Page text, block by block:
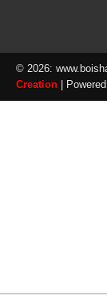
© 2026:
Creation |